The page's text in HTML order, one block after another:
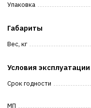
Упаковка
Габариты
Вес, кг
Условия эксплуатации
Срок годности
МП